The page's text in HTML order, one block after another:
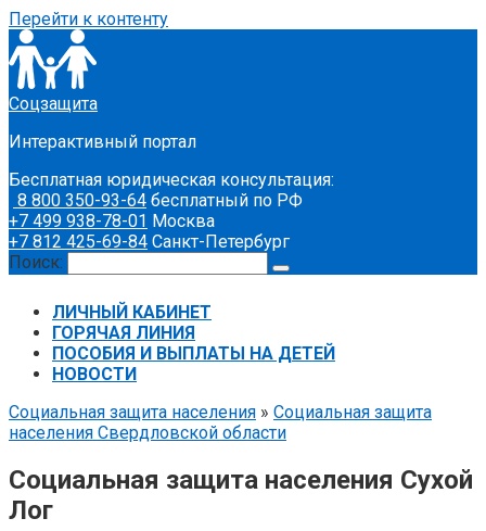
Перейти к контенту
Соцзащита
Интерактивный портал
Бесплатная юридическая консультация:
8 800 350-93-64 бесплатный по РФ
+7 499 938-78-01 Москва
+7 812 425-69-84 Санкт-Петербург
Поиск:
ЛИЧНЫЙ КАБИНЕТ
ГОРЯЧАЯ ЛИНИЯ
ПОСОБИЯ И ВЫПЛАТЫ НА ДЕТЕЙ
НОВОСТИ
Социальная защита населения » Социальная защита
населения Свердловской области
Социальная защита населения Сухой
Лог